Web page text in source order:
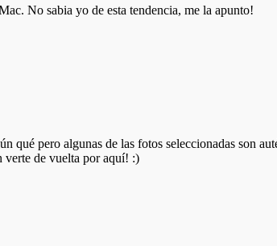
No sabia yo de esta tendencia, me la apunto!
qué pero algunas de las fotos seleccionadas son
verte de vuelta por aquí! :)